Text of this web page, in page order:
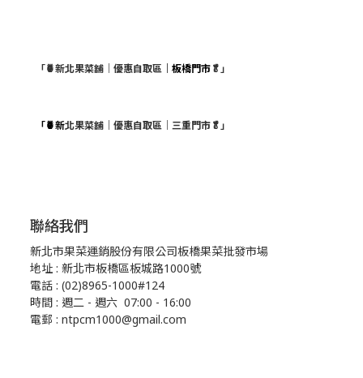
「🍍新北果菜舖｜優惠自取區 ｜板橋門市🥬」
「🍍新北果菜舖｜優惠自取區｜三重門市🥬」
聯絡我們
新北市果菜運銷股份有限公司板橋果菜批發市場
地址 : 新北市板橋區板城路1000號
電話 : (02)8965-1000#124
時間 : 週二 - 週六 07:00 - 16:00
電郵 : ntpcm1000@gmail.com